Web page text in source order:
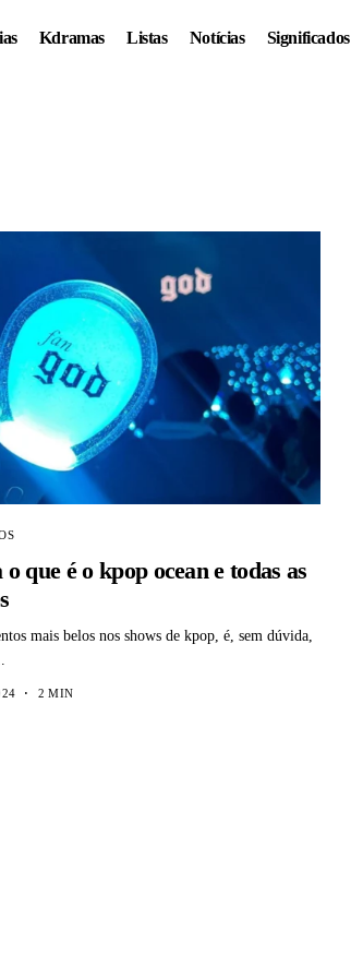
Kdramas Listas Notícias Significados
que é o kpop ocean e todas as
mais belos nos shows de kpop, é, sem dúvida,
2 MIN